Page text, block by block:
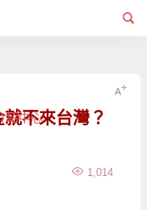
紹中心
不來台灣？
1,014